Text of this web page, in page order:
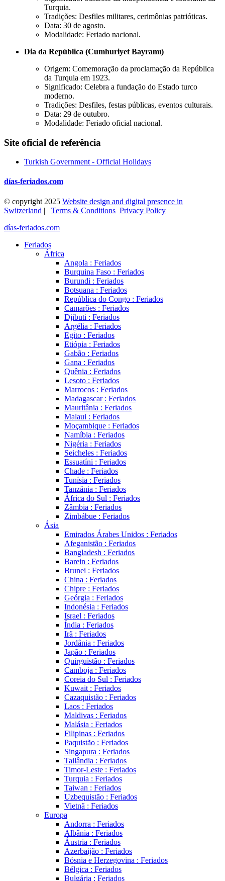
Turquia.
Tradições: Desfiles militares, cerimônias patrióticas.
Data: 30 de agosto.
Modalidade: Feriado nacional.
Dia da República (Cumhuriyet Bayramı)
Origem: Comemoração da proclamação da República
da Turquia em 1923.
Significado: Celebra a fundação do Estado turco
moderno.
Tradições: Desfiles, festas públicas, eventos culturais.
Data: 29 de outubro.
Modalidade: Feriado oficial nacional.
Site oficial de referência
Turkish Government - Official Holidays
días-feriados.com
© copyright 2025 Website design and digital presence in
Switzerland | Terms & Conditions Privacy Policy
días-feriados.com
Feriados
África
Angola : Feriados
Burquina Faso : Feriados
Burundi : Feriados
Botsuana : Feriados
República do Congo : Feriados
Camarões : Feriados
Djibuti : Feriados
Argélia : Feriados
Egito : Feriados
Etiópia : Feriados
Gabão : Feriados
Gana : Feriados
Quênia : Feriados
Lesoto : Feriados
Marrocos : Feriados
Madagascar : Feriados
Mauritânia : Feriados
Malaui : Feriados
Moçambique : Feriados
Namíbia : Feriados
Nigéria : Feriados
Seicheles : Feriados
Essuatíni : Feriados
Chade : Feriados
Tunísia : Feriados
Tanzânia : Feriados
África do Sul : Feriados
Zâmbia : Feriados
Zimbábue : Feriados
Ásia
Emirados Árabes Unidos : Feriados
Afeganistão : Feriados
Bangladesh : Feriados
Barein : Feriados
Brunei : Feriados
China : Feriados
Chipre : Feriados
Geórgia : Feriados
Indonésia : Feriados
Israel : Feriados
Índia : Feriados
Irã : Feriados
Jordânia : Feriados
Japão : Feriados
Quirguistão : Feriados
Camboja : Feriados
Coreia do Sul : Feriados
Kuwait : Feriados
Cazaquistão : Feriados
Laos : Feriados
Maldivas : Feriados
Malásia : Feriados
Filipinas : Feriados
Paquistão : Feriados
Singapura : Feriados
Tailândia : Feriados
Timor-Leste : Feriados
Turquia : Feriados
Taiwan : Feriados
Uzbequistão : Feriados
Vietnã : Feriados
Europa
Andorra : Feriados
Albânia : Feriados
Áustria : Feriados
Azerbaijão : Feriados
Bósnia e Herzegovina : Feriados
Bélgica : Feriados
Bulgária : Feriados